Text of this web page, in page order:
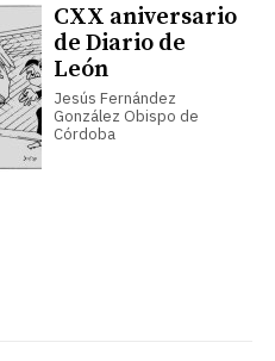
CXX aniversario
de Diario de
León
Jesús Fernández
González Obispo de
Córdoba